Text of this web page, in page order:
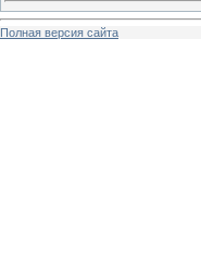
Полная версия сайта